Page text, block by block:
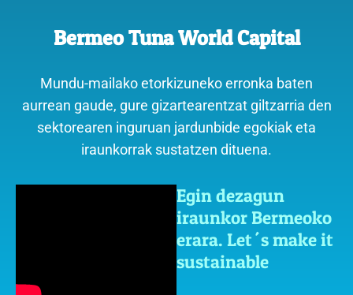
Bermeo Tuna World Capital
Mundu-mailako etorkizuneko erronka baten
aurrean gaude, gure gizartearentzat giltzarria den
sektorearen inguruan jardunbide egokiak eta
iraunkorrak sustatzen dituena.
Egin dezagun
iraunkor Bermeoko
erara. Let´s make it
sustainable